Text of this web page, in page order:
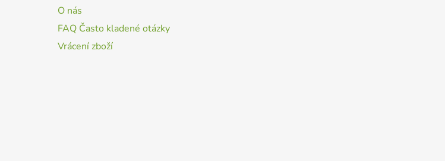
O nás
FAQ Často kladené otázky
Vrácení zboží